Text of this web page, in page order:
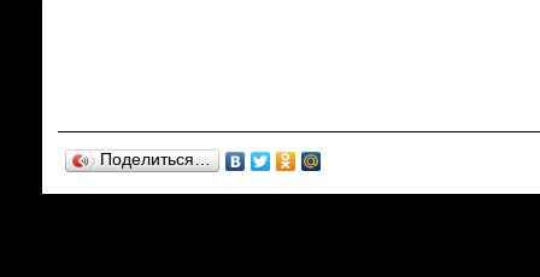
Поделиться…